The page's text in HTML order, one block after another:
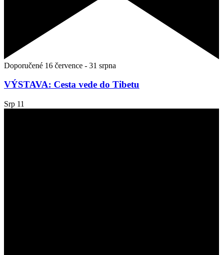
Doporučené 16 července - 31 srpna
VÝSTAVA: Cesta vede do Tibetu
Srp 11